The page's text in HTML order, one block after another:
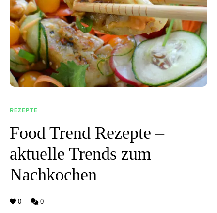
REZEPTE
Food Trend Rezepte –
aktuelle Trends zum
Nachkochen
0 0